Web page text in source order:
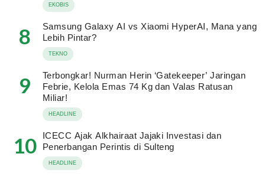
EKOBIS
8
Samsung Galaxy AI vs Xiaomi HyperAI, Mana yang
Lebih Pintar?
TEKNO
9
Terbongkar! Nurman Herin ‘Gatekeeper’ Jaringan
Febrie, Kelola Emas 74 Kg dan Valas Ratusan
Miliar!
HEADLINE
10
ICECC Ajak Alkhairaat Jajaki Investasi dan
Penerbangan Perintis di Sulteng
HEADLINE